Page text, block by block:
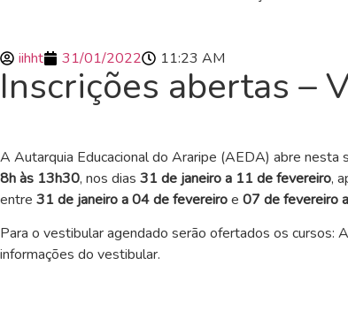
iihht 31/01/2022 11:23 AM
Inscrições abertas –
A Autarquia Educacional do Araripe (AEDA) abre
8h às 13h30, nos dias 31 de janeiro a 11 de fevereiro,
entre 31 de janeiro a 04 de fevereiroe 07 de fevereiro
Para o vestibular agendado serão ofertados os cursos:
informações do vestibular.